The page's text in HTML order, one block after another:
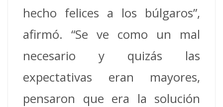
hecho felices a los búlgaros”,
afirmó. “Se ve como un mal
necesario y quizás las
expectativas eran mayores,
pensaron que era la solución